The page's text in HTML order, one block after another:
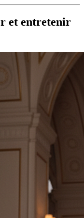
et entretenir